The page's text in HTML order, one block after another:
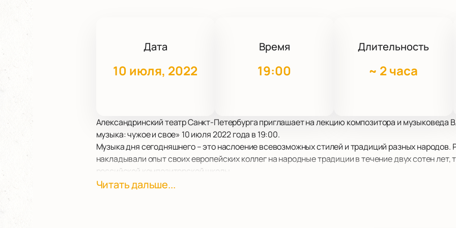
Дата
10 июля, 2022
Время
19:00
Длительность
~ 2 часа
Александринский театр Санкт-Петербурга приглашает на лекцию композитора и
музыка: чужое и свое» 10 июля 2022 года в 19:00.
Музыка дня сегодняшнего – это наслоение всевозможных стилей и традиций разных народов.
накладывали опыт своих европейских коллег на народные традиции в течение двух сотен лет,
российской композиторской школы.
Сейчас работа с фольклором не входит в приоритетную задачу молодых сочинителей.
Читать дальше...